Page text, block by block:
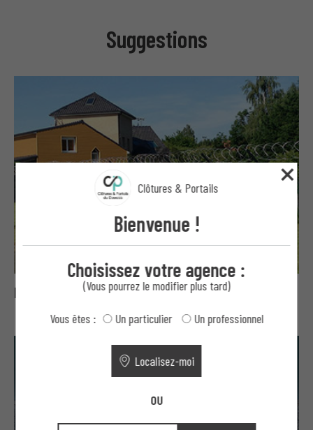
Suggestions
Bavolets, concertinas et fils ronce
Clôtures & Portails
Bienvenue !
Choisissez votre agence :
(Vous pourrez le modifier plus tard)
Vous êtes : Un particulier Un professionnel
Localisez-moi
OU